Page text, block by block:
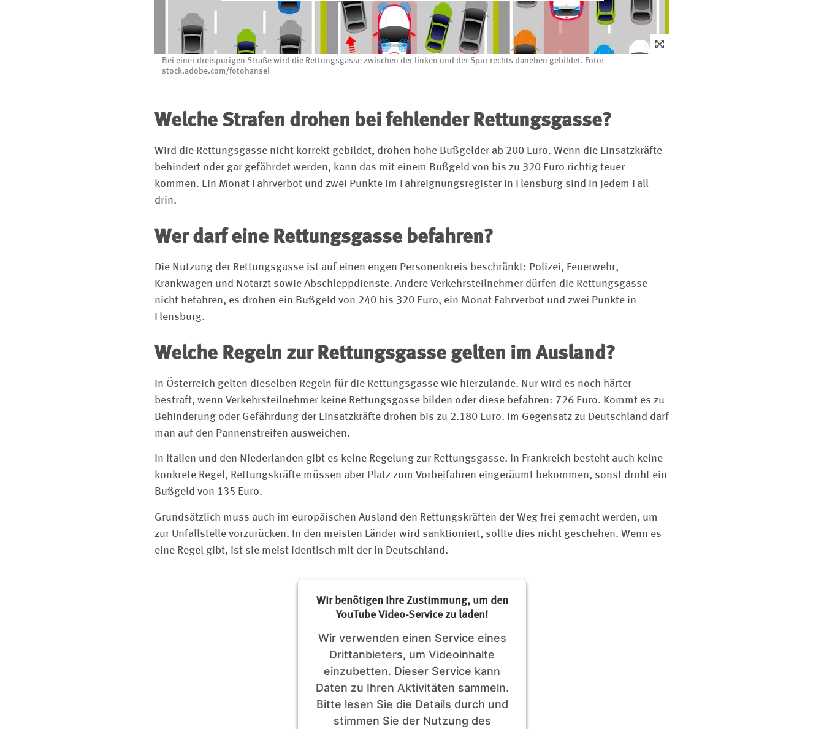
Bei einer dreispurigen Straße wird die Rettungsgasse zwischen der linken und der Spur rechts daneben gebildet. Foto:
stock.adobe.com/fotohansel
Welche Strafen drohen bei fehlender Rettungsgasse?
Wird die Rettungsgasse nicht korrekt gebildet, drohen hohe Bußgelder ab 200 Euro. Wenn die Einsatzkräfte
behindert oder gar gefährdet werden, kann das mit einem Bußgeld von bis zu 320 Euro richtig teuer
kommen. Ein Monat Fahrverbot und zwei Punkte im Fahreignungsregister in Flensburg sind in jedem Fall
drin.
Wer darf eine Rettungsgasse befahren?
Die Nutzung der Rettungsgasse ist auf einen engen Personenkreis beschränkt: Polizei, Feuerwehr,
Krankwagen und Notarzt sowie Abschleppdienste. Andere Verkehrsteilnehmer dürfen die Rettungsgasse
nicht befahren, es drohen ein Bußgeld von 240 bis 320 Euro, ein Monat Fahrverbot und zwei Punkte in
Flensburg.
Welche Regeln zur Rettungsgasse gelten im Ausland?
In Österreich gelten dieselben Regeln für die Rettungsgasse wie hierzulande. Nur wird es noch härter
bestraft, wenn Verkehrsteilnehmer keine Rettungsgasse bilden oder diese befahren: 726 Euro. Kommt es zu
Behinderung oder Gefährdung der Einsatzkräfte drohen bis zu 2.180 Euro. Im Gegensatz zu Deutschland darf
man auf den Pannenstreifen ausweichen.
In Italien und den Niederlanden gibt es keine Regelung zur Rettungsgasse. In Frankreich besteht auch keine
konkrete Regel, Rettungskräfte müssen aber Platz zum Vorbeifahren eingeräumt bekommen, sonst droht ein
Bußgeld von 135 Euro.
Grundsätzlich muss auch im europäischen Ausland den Rettungskräften der Weg frei gemacht werden, um
zur Unfallstelle vorzurücken. In den meisten Länder wird sanktioniert, sollte dies nicht geschehen. Wenn es
eine Regel gibt, ist sie meist identisch mit der in Deutschland.
Wir benötigen Ihre Zustimmung, um den
YouTube Video-Service zu laden!
Wir verwenden einen Service eines
Drittanbieters, um Videoinhalte
einzubetten. Dieser Service kann
Daten zu Ihren Aktivitäten sammeln.
Bitte lesen Sie die Details durch und
stimmen Sie der Nutzung des